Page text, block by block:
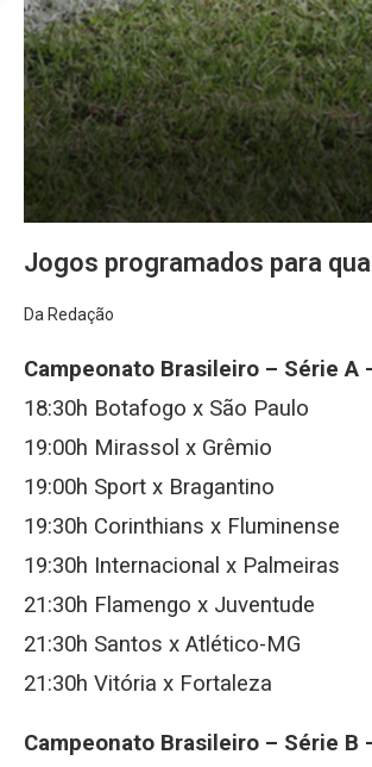
Jogos programados para
Da Redação
Campeonato Brasileiro – Série A
18:30h Botafogo x São Paulo
19:00h Mirassol x Grêmio
19:00h Sport x Bragantino
19:30h Corinthians x Fluminense
19:30h Internacional x Palmeiras
21:30h Flamengo x Juventude
21:30h Santos x Atlético-MG
21:30h Vitória x Fortaleza
Campeonato Brasileiro – Série B